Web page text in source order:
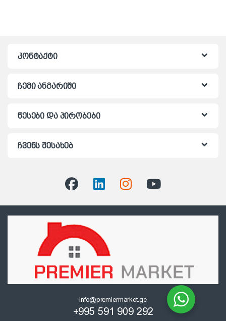
კონტაქტი
ჩემი ანგარიში
წესები და პირობები
ჩვენს შესახებ
info@premiermarket.ge
+995 591 909 292